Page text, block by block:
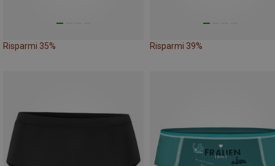
Risparmi 35% Risparmi 39%